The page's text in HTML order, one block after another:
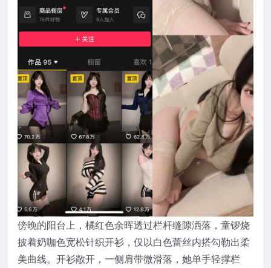
傍晚的阳台上，橘红色余晖透过栏杆缝隙洒落，童锣烧
披着奶咖色宽松针织开衫，仅以白色蕾丝内搭勾勒出柔
美曲线。开衫敞开，一侧肩带微滑落，她单手轻撑栏